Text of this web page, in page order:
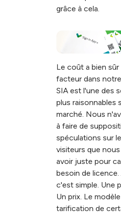
grâce à cela.
Le coût a bien
facteur dans
SIA est l'une des
plus raisonnables
marché. Nous
à faire de
spéculations sur
visiteurs que
avoir juste pour
besoin de licence.
c'est simple. Une
Un prix. Le
tarification de